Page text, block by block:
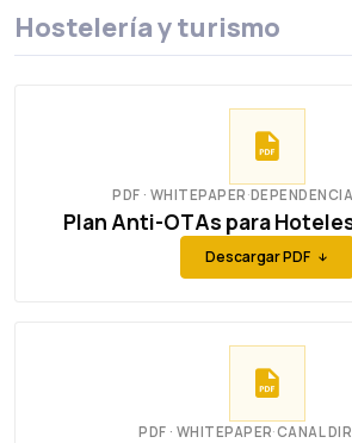
Hostelería y turismo
PDF · WHITEPAPER ·
Plan Anti-OTAs para
Descargar PDF
PDF · WHITEPAPER·CANAL